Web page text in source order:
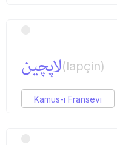
لاپچین(lapçin)
Kamus-ı Fransevi